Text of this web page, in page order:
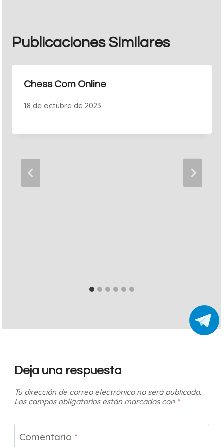
Publicaciones Similares
Chess Com Online
18 de octubre de 2023
Deja una respuesta
Tu dirección de correo electrónico no será publicada.
Los campos obligatorios están marcados con *
Comentario *